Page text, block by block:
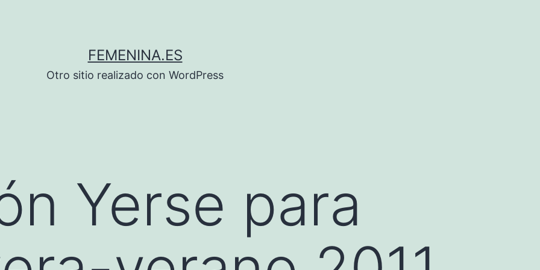
FEMENINA.ES
Otro sitio realizado con WordPress
Yerse para